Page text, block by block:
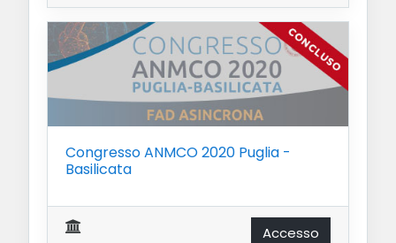
Congresso ANMCO 2020 Puglia -
Basilicata
Accesso